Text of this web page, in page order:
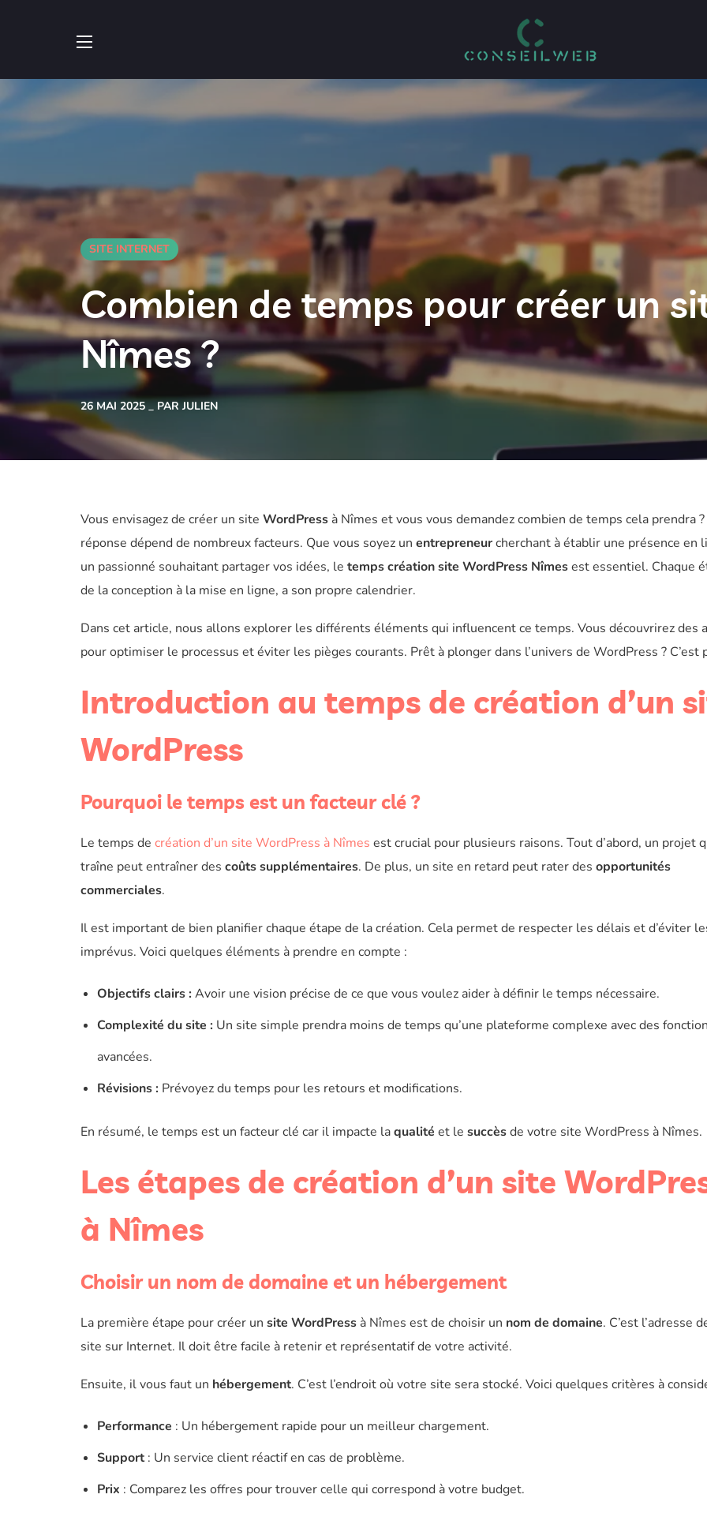
SITE INTERNET
Combien de temps pour créer un
Nîmes ?
26 MAI 2025 PAR JULIEN
Vous envisagez de créer un site WordPress à Nîmes et vous vous demandez combien de temps cela prendra ?
réponse dépend de nombreux facteurs. Que vous soyez un entrepreneurcherchant à établir une présence en
un passionné souhaitant partager vos idées, le temps création site WordPress Nîmesest essentiel. Chaque
de la conception à la mise en ligne, a son propre calendrier.
Dans cet article, nous allons explorer les différents éléments qui influencent ce temps. Vous découvrirez des
pour optimiser le processus et éviter les pièges courants. Prêt à plonger dans l’univers de WordPress ? C’est
Introduction au temps de création d’un
WordPress
Pourquoi le temps est un facteur clé ?
Le temps de création d’un site WordPress à Nîmes est crucial pour plusieurs raisons. Tout d’abord, un projet
traîne peut entraîner des coûts supplémentaires. De plus, un site en retard peut rater des opportunités
commerciales.
Il est important de bien planifier chaque étape de la création. Cela permet de respecter les délais et d’éviter
imprévus. Voici quelques éléments à prendre en compte :
Objectifs clairs :Avoir une vision précise de ce que vous voulez aider à définir le temps nécessaire.
Complexité du site :Un site simple prendra moins de temps qu’une plateforme complexe avec des
avancées.
Révisions :Prévoyez du temps pour les retours et modifications.
En résumé, le temps est un facteur clé car il impacte laqualité et le succèsde votre site WordPress à Nîmes.
Les étapes de création d’un site
à Nîmes
Choisir un nom de domaine et un hébergement
La première étape pour créer un site WordPress à Nîmes est de choisir un nom de domaine. C’est l’adresse
site sur Internet. Il doit être facile à retenir et représentatif de votre activité.
Ensuite, il vous faut un hébergement. C’est l’endroit où votre site sera stocké. Voici quelques critères à
Performance : Un hébergement rapide pour un meilleur chargement.
Support: Un service client réactif en cas de problème.
Prix : Comparez les offres pour trouver celle qui correspond à votre budget.